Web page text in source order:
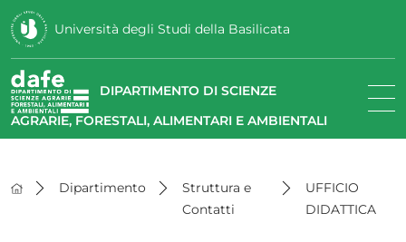
Università degli Studi della Basilicata
DIPARTIMENTO DI SCIENZE
AGRARIE, FORESTALI, ALIMENTARI E AMBIENTALI
Dipartimento
Struttura e
Contatti
UFFICIO
DIDATTICA